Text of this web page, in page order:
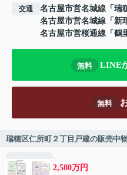
交通 名古屋市営名城線 「 瑞
名古屋市営名城線 「 新
名古屋市営桜通線 「 鶴
無料 LINE
無料
瑞穂区仁所町２丁目戸建の販売中
2,580万円